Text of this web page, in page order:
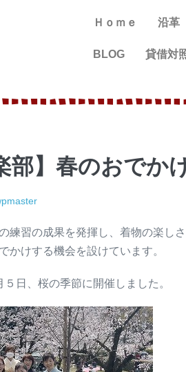
Ｈｏｍｅ 沿革
BLOG 貸借対
部】春のおでか
練習の成果を発揮し、着物の楽し
かけする機会を設けています。
日、桜の季節に開催しました。